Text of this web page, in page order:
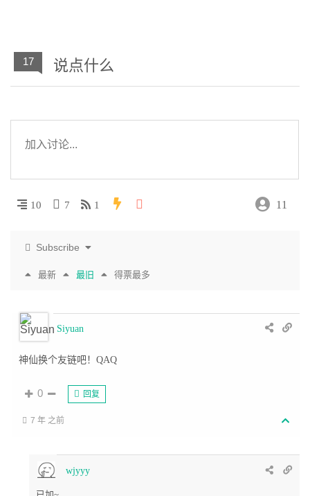
17 说点什么
10 7 1 11
Subscribe
最新 最旧 得票最多
Siyuan
神仙换个友链吧！QAQ
0 回复
7 年 之前
wjyyy